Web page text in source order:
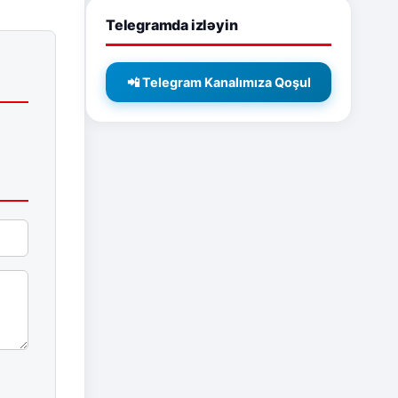
Telegramda izləyin
📲 Telegram Kanalımıza Qoşul